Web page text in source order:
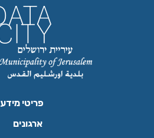
פריטי מידע
ארגונים